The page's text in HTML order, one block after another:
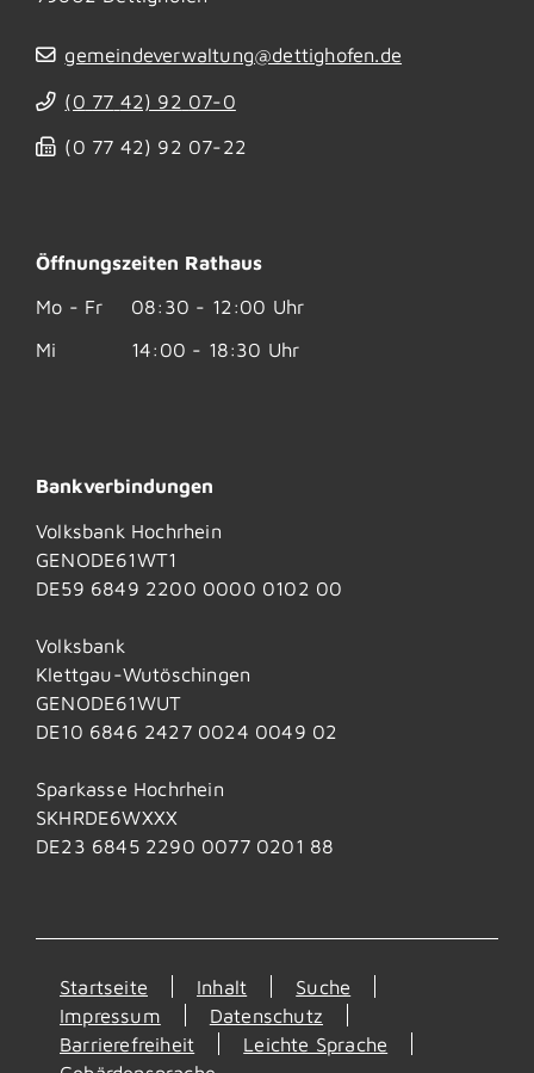
gemeindeverwaltung@dettighofen.de
(0 77 42) 92 07-0
(0 77 42) 92 07-22
Öffnungszeiten Rathaus
Mo - Fr
08:30 - 12:00 Uhr
Mi
14:00 - 18:30 Uhr
Bankverbindungen
Volksbank Hochrhein
GENODE61WT1
DE59 6849 2200 0000 0102 00
Volksbank
Klettgau-Wutöschingen
GENODE61WUT
DE10 6846 2427 0024 0049 02
Sparkasse Hochrhein
SKHRDE6WXXX
DE23 6845 2290 0077 0201 88
Startseite Inhalt
Suche
Impressum
Datenschutz
Barrierefreiheit
Leichte Sprache